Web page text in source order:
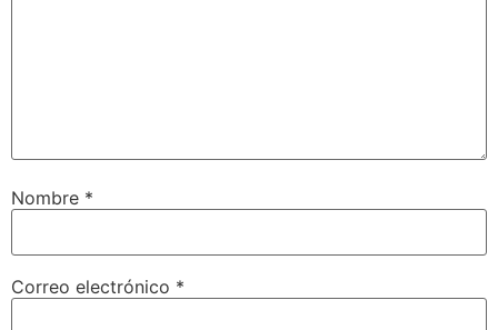
Nombre *
Correo electrónico *